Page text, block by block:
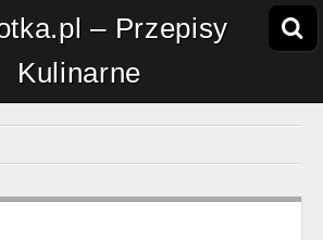
– Przepisy
Kulinarne